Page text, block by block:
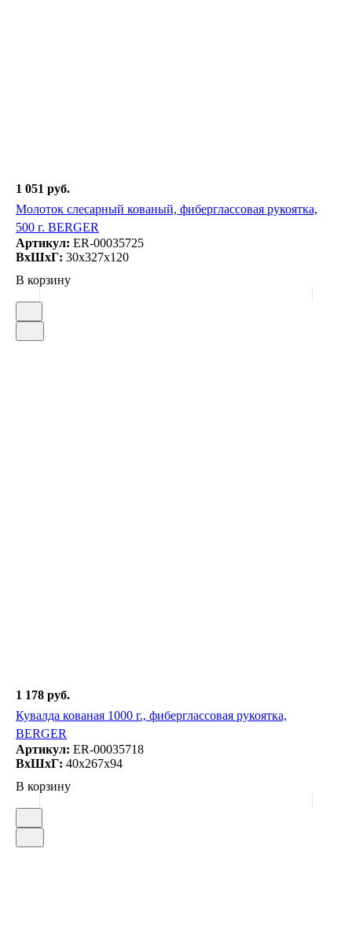
1 051 руб.
Молоток слесарный кованый, фиберглассовая рукоятка,
500 г. BERGER
Артикул: ER-00035725
ВxШxГ: 30x327x120
В корзину
1 178 руб.
Кувалда кованая 1000 г., фиберглассовая рукоятка,
BERGER
Артикул: ER-00035718
ВxШxГ: 40x267x94
В корзину